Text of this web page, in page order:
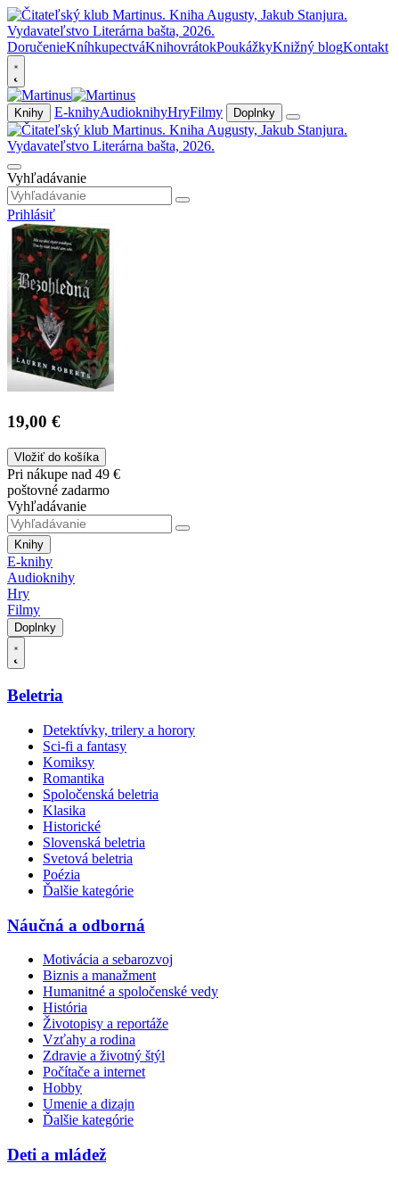
DoručenieKníhkupectváKnihovrátokPoukážkyKnižný blogKontakt
Knihy E-knihyAudioknihyHryFilmy Doplnky
Vyhľadávanie
Prihlásiť
19,00 €
Vložiť do košíka
Pri nákupe nad 49 €
poštovné zadarmo
Vyhľadávanie
Knihy
E-knihy
Audioknihy
Hry
Filmy
Doplnky
Beletria
Detektívky, trilery a horory
Sci-fi a fantasy
Komiksy
Romantika
Spoločenská beletria
Klasika
Historické
Slovenská beletria
Svetová beletria
Poézia
Ďalšie kategórie
Náučná a odborná
Motivácia a sebarozvoj
Biznis a manažment
Humanitné a spoločenské vedy
História
Životopisy a reportáže
Vzťahy a rodina
Zdravie a životný štýl
Počítače a internet
Hobby
Umenie a dizajn
Ďalšie kategórie
Deti a mládež